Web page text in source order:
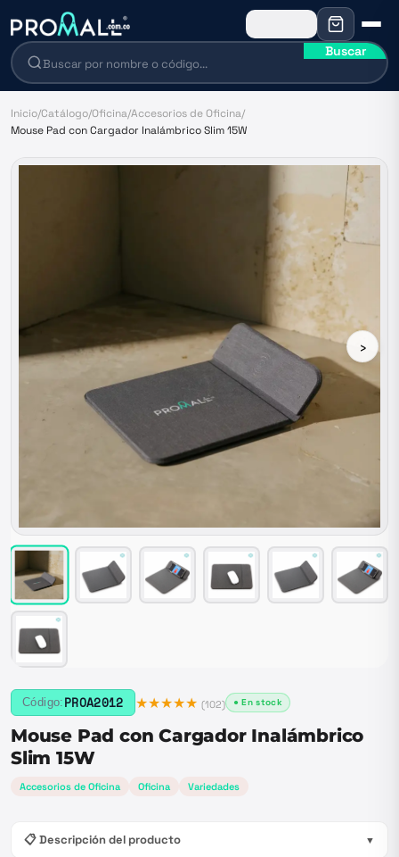
Buscar
Inicio/Catálogo/Oficina/Accesorios de Oficina/
Mouse Pad con Cargador Inalámbrico Slim 15W
›
Código: PROA2012 ★★★★★ (102) ● En stock
Mouse Pad con Cargador Inalámbrico
Slim 15W
Accesorios de Oficina Oficina Variedades
📋 Descripción del producto ▼